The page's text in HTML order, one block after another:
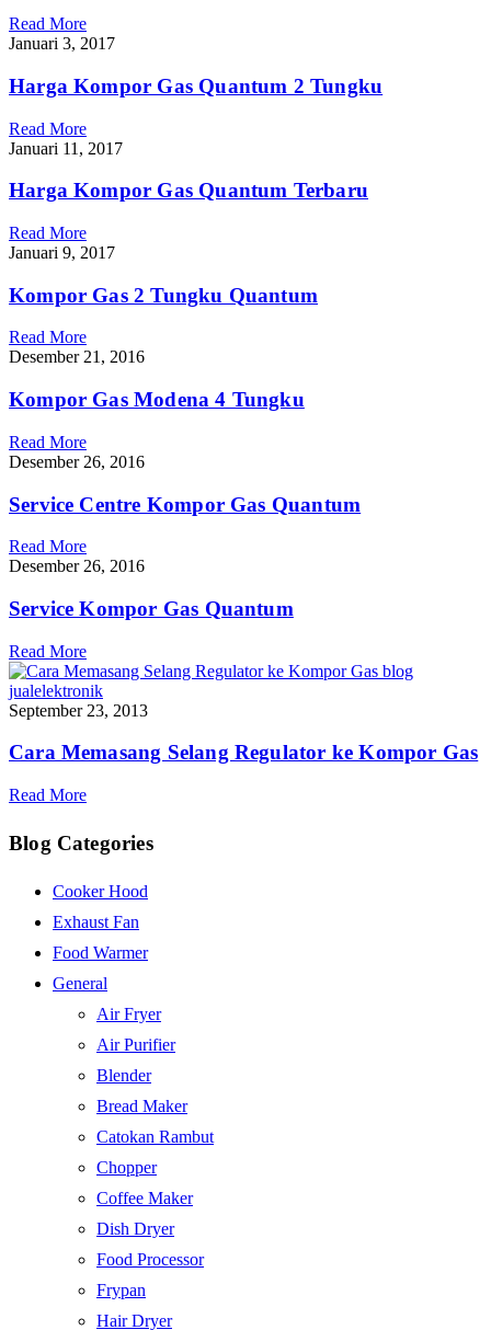
Read More
Januari 3, 2017
Harga Kompor Gas Quantum 2 Tungku
Read More
Januari 11, 2017
Harga Kompor Gas Quantum Terbaru
Read More
Januari 9, 2017
Kompor Gas 2 Tungku Quantum
Read More
Desember 21, 2016
Kompor Gas Modena 4 Tungku
Read More
Desember 26, 2016
Service Centre Kompor Gas Quantum
Read More
Desember 26, 2016
Service Kompor Gas Quantum
Read More
September 23, 2013
Cara Memasang Selang Regulator ke Kompor Gas
Read More
Blog Categories
Cooker Hood
Exhaust Fan
Food Warmer
General
Air Fryer
Air Purifier
Blender
Bread Maker
Catokan Rambut
Chopper
Coffee Maker
Dish Dryer
Food Processor
Frypan
Hair Dryer